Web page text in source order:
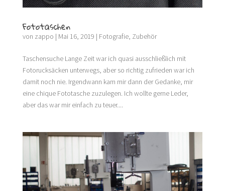
Fototaschen
von zappo | Mai 16, 2019 | Fotografie, Zubehör
Taschensuche Lange Zeit war ich quasi ausschließlich mit
Fotorucksäcken unterwegs, aber so richtig zufrieden war ich
damit noch nie. Irgendwann kam mir dann der Gedanke, mir
eine chique Fototasche zuzulegen. Ich wollte gerne Leder,
aber das war mir einfach zu teuer....